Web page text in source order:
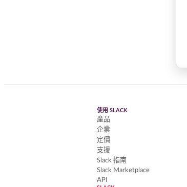
使用 SLACK
產品
企業
定價
支援
Slack 指南
Slack Marketplace
API